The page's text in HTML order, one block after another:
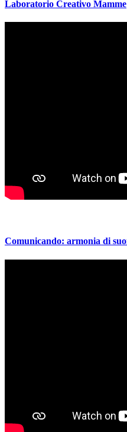
Laboratorio Creativo Mamme
Comunicando: armonia di